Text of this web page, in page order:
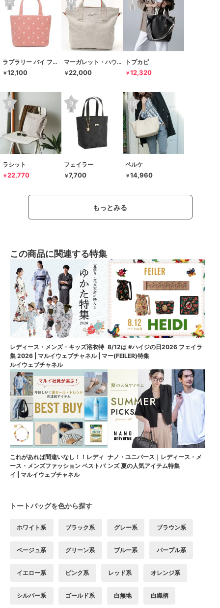
ラブラリー バイ フェイラー
￥12,100
マーガレット・ハウエル アイデア
￥22,000
トプカピ
￥12,320
ラシット
￥22,770
フェイラー
￥7,700
ペルケ
￥14,960
もっとみる
この商品に関連する特集
レディース・メンズ・キッズ浴衣特
集 2026 | マルイウェブチャネル | マ
ルイウェブチャネル
8/12は #ハイジの日2026 フェイラ
ー(FEILER)特集
これがあれば間違いなし！！レディ
ース・メンズファッション ベストバ
イ | マルイウェブチャネル
ナノ・ユニバース｜レディース・メ
ンズ 夏の人気アイテム特集
トートバッグを色から探す
ホワイト系 ブラック系 グレー系 ブラウン系
ベージュ系 グリーン系 ブルー系 パープル系
イエロー系 ピンク系 レッド系 オレンジ系
シルバー系 ゴールド系 白無地 白織柄